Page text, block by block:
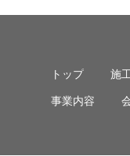
トップ 施
事業内容